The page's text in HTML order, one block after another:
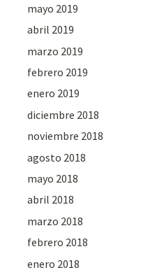
mayo 2019
abril 2019
marzo 2019
febrero 2019
enero 2019
diciembre 2018
noviembre 2018
agosto 2018
mayo 2018
abril 2018
marzo 2018
febrero 2018
enero 2018